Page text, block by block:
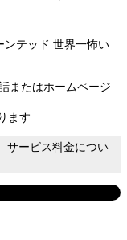
ンテッド 世界一怖い
またはホームページ
ます
サービス料金につい